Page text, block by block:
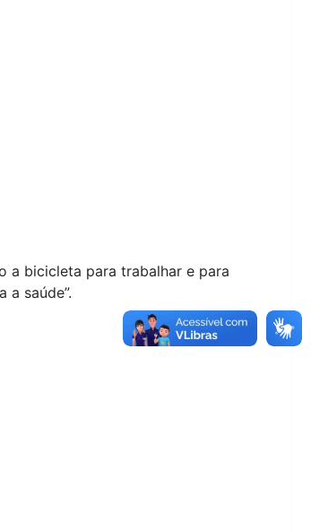
a bicicleta para trabalhar e para
saúde”.